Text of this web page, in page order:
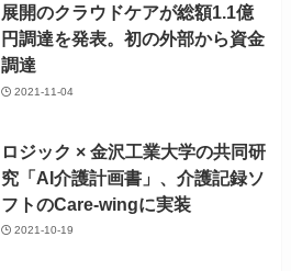
展開のクラウドケアが総額1.1億
円調達を発表。初の外部から資金
調達
2021-11-04
ロジック × 金沢工業大学の共同研
究「AI介護計画書」、介護記録ソ
フトのCare-wingに実装
2021-10-19